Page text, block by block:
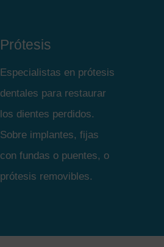
Prótesis
Especialistas en prótesis
dentales para restaurar
los dientes perdidos.
Sobre implantes, fijas
con fundas o puentes, o
prótesis removibles.